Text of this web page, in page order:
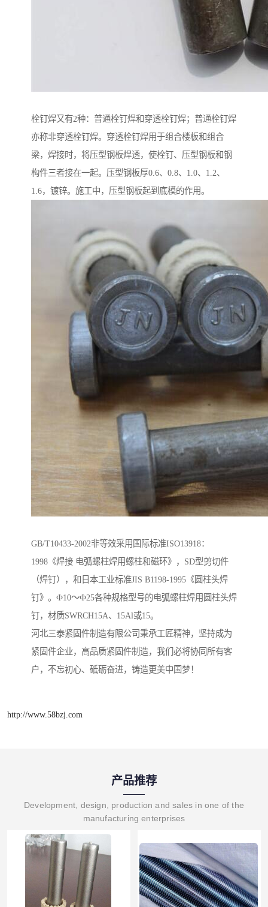
栓钉焊又有2种：普通栓钉焊和穿透栓钉焊；普通栓钉焊
亦称非穿透栓钉焊。穿透栓钉焊用于组合楼板和组合
梁，焊接时，将压型钢板焊透，使栓钉、压型钢板和钢
构件三者接在一起。压型钢板厚0.6、0.8、1.0、1.2、
1.6，镀锌。施工中，压型钢板起到底模的作用。
GB/T10433-2002非等效采用国际标准ISO13918：
1998《焊接 电弧螺柱焊用螺柱和磁环》，SD型剪切件
（焊钉），和日本工业标准JIS B1198-1995《圆柱头焊
钉》。Ф10～Ф25各种规格型号的电弧螺柱焊用圆柱头焊
钉，材质SWRCH15A、15Al或15。
河北三泰紧固件制造有限公司秉承工匠精神，坚持成为
紧固件企业，高品质紧固件制造，我们必将协同所有客
户，不忘初心、砥砺奋进，铸造更美中国梦！
http://www.58bzj.com
产品推荐
Development, design, production and sales in one of the
manufacturing enterprises